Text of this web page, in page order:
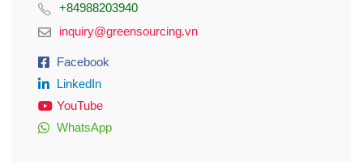
+84988203940
inquiry@greensourcing.vn
Facebook
LinkedIn
YouTube
WhatsApp